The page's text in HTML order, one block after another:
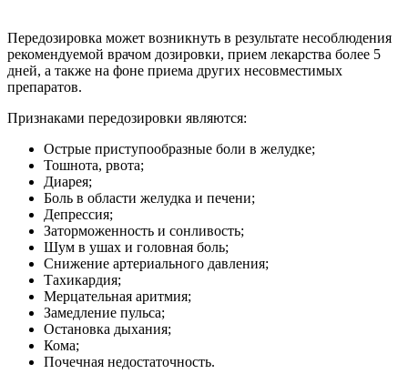
Передозировка может возникнуть в результате несоблюдения
рекомендуемой врачом дозировки, прием лекарства более 5
дней, а также на фоне приема других несовместимых
препаратов.
Признаками передозировки являются:
Острые приступообразные боли в желудке;
Тошнота, рвота;
Диарея;
Боль в области желудка и печени;
Депрессия;
Заторможенность и сонливость;
Шум в ушах и головная боль;
Снижение артериального давления;
Тахикардия;
Мерцательная аритмия;
Замедление пульса;
Остановка дыхания;
Кома;
Почечная недостаточность.